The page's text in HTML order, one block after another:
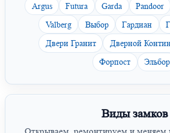
Argus Futura Garda Pandoor
Valberg
Выбор Гардиан
Двери Гранит
Дверной
Форпост
Эльбор
Виды замков